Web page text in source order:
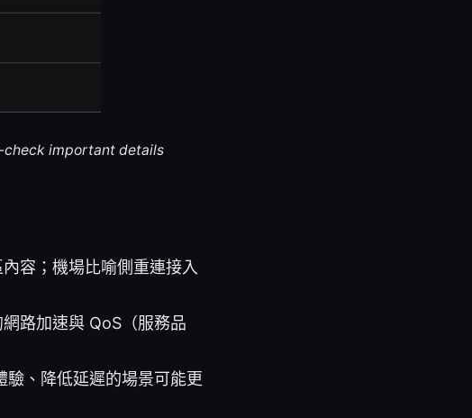
check important details
容；機場比喻側重連接入
路加速與 QoS（服務品
驗、降低延遲的場景可能更